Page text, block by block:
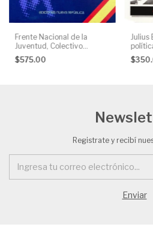
Frente Nacional de la
Juventud, Colectivo
Amanecer
$575.00
AA.
Registrate y recibí